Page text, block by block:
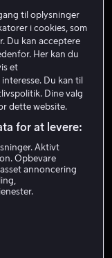
til oplysninger
i cookies, som
Du kan acceptere
Her kan du
et
Du kan til
Dine valg
dette website.
for at levere:
Aktivt
Opbevare
annoncering